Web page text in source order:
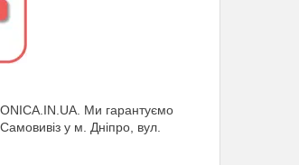
Ми гарантуємо
у м. Дніпро, вул.